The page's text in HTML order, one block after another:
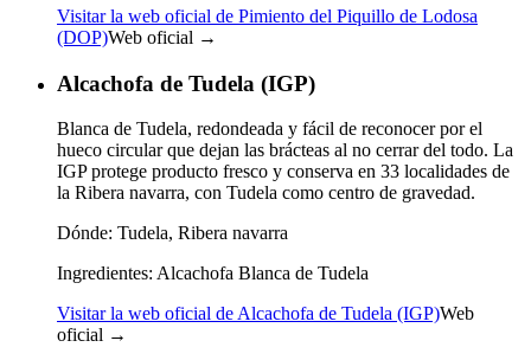
Visitar la web oficial de Pimiento del Piquillo de Lodosa
(DOP)Web oficial →
Alcachofa de Tudela (IGP)
Blanca de Tudela, redondeada y fácil de reconocer por el
hueco circular que dejan las brácteas al no cerrar del todo. La
IGP protege producto fresco y conserva en 33 localidades de
la Ribera navarra, con Tudela como centro de gravedad.
Dónde: Tudela, Ribera navarra
Ingredientes: Alcachofa Blanca de Tudela
Visitar la web oficial de Alcachofa de Tudela (IGP)Web
oficial →